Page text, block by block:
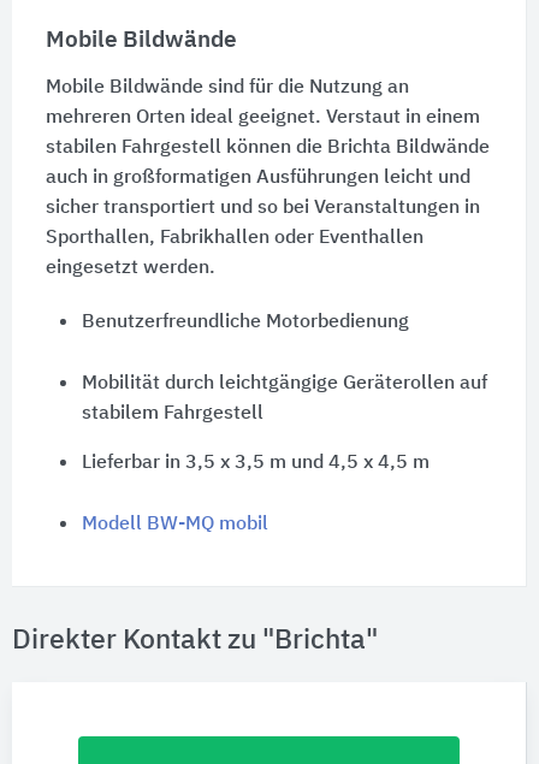
Mobile Bildwände
Mobile Bildwände sind für die Nutzung an
mehreren Orten ideal geeignet. Verstaut in einem
stabilen Fahrgestell können die Brichta Bildwände
auch in großformatigen Ausführungen leicht und
sicher transportiert und so bei Veranstaltungen in
Sporthallen, Fabrikhallen oder Eventhallen
eingesetzt werden.
Benutzerfreundliche Motorbedienung
Mobilität durch leichtgängige Geräterollen auf
stabilem Fahrgestell
Lieferbar in 3,5 x 3,5 m und 4,5 x 4,5 m
Modell BW-MQ mobil
Direkter Kontakt zu "Brichta"